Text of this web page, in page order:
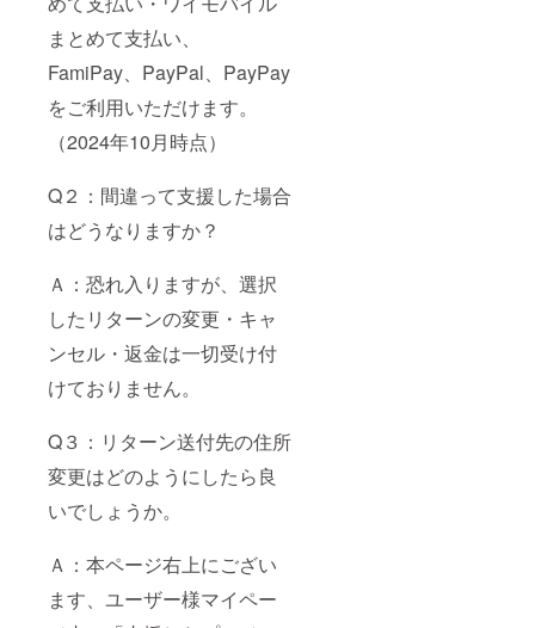
まとめて支払い、
FamiPay、PayPal、PayPay
をご利用いただけます。
（2024年10月時点）
Q２：間違って支援した場合
はどうなりますか？
Ａ：恐れ入りますが、選択
したリターンの変更・キャ
ンセル・返金は一切受け付
けておりません。
Q３：リターン送付先の住所
変更はどのようにしたら良
いでしょうか。
Ａ：本ページ右上にござい
ます、ユーザー様マイペー